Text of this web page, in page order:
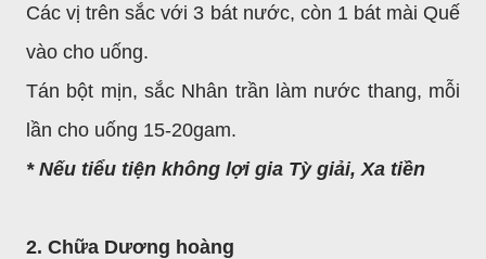
Các vị trên sắc với 3 bát nước, còn 1 bát mài Quế
vào cho uống.
Tán bột mịn, sắc Nhân trần làm nước thang, mỗi
lần cho uống 15-20gam.
* Nếu tiểu tiện không lợi gia Tỳ giải, Xa tiền
2. Chữa Dương hoàng